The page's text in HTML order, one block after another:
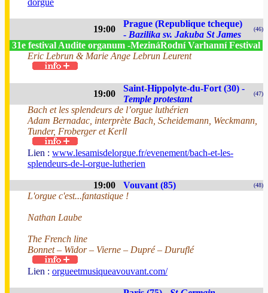
dorgue
19:00
Prague (Republique tcheque)
- Bazilika sv. Jakuba St James
(46)
31e festival Audite organum -MezináRodní Varhanní Festival
Eric Lebrun & Marie Ange Lebrun Leurent
19:00
Saint-Hippolyte-du-Fort (30) -
Temple protestant
(47)
Bach et les splendeurs de l’orgue luthérien
Adam Bernadac, interprète Bach, Scheidemann, Weckmann,
Tunder, Froberger et Kerll
Lien : www.lesamisdelorgue.fr/evenement/bach-et-les-
splendeurs-de-l-orgue-lutherien
19:00 Vouvant (85) (48)
L'orgue c'est...fantastique !
Nathan Laube
The French line
Bonnet – Widor – Vierne – Dupré – Duruflé
Lien : orgueetmusiqueavouvant.com/